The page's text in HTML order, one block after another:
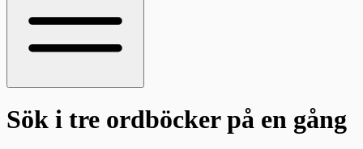
Sök i tre ordböckerpå en gång